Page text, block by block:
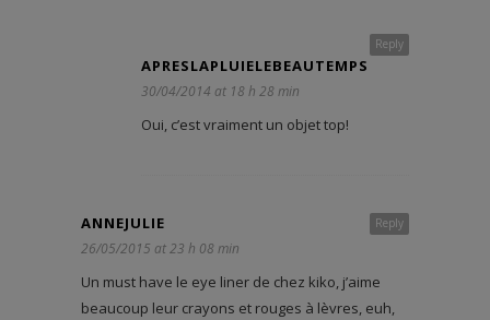
Reply
APRESLAPLUIELEBEAUTEMPS
30/04/2014 at 18 h 28 min
Oui, c’est vraiment un objet top!
Reply
ANNEJULIE
26/05/2015 at 23 h 08 min
Un must have le eye liner de chez kiko, j’aime
beaucoup leur crayons et rouges à lèvres, euh,